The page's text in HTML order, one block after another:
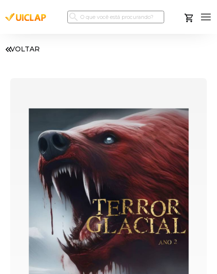
VOLTAR